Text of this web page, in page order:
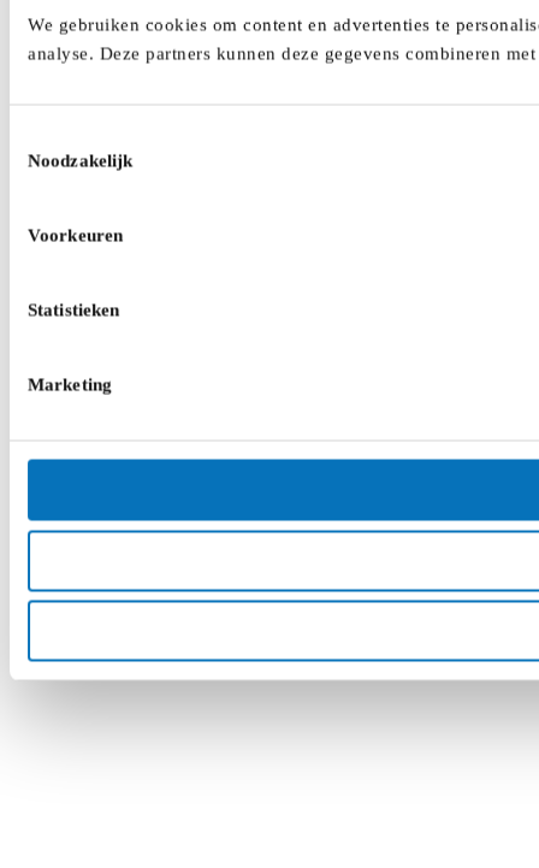
We gebruiken cookies om content en advertenties te
analyse. Deze partners kunnen deze gegevens combineren
Noodzakelijk
Voorkeuren
Statistieken
Marketing